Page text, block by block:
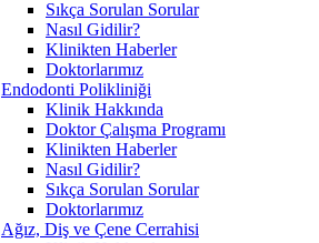
Sıkça Sorulan Sorular
Nasıl Gidilir?
Klinikten Haberler
Doktorlarımız
Endodonti Polikliniği
Klinik Hakkında
Doktor Çalışma Programı
Klinikten Haberler
Nasıl Gidilir?
Sıkça Sorulan Sorular
Doktorlarımız
Ağız, Diş ve Çene Cerrahisi